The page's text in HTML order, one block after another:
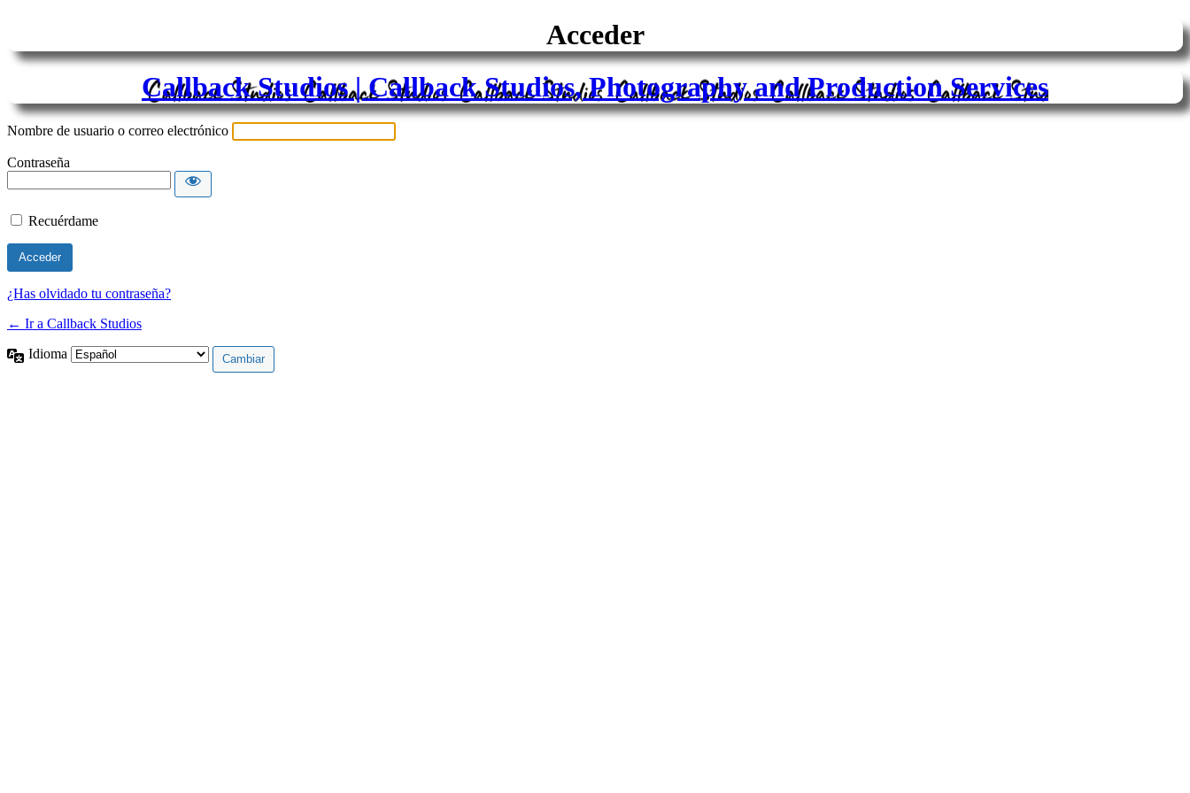
Acceder
Callback Studios | Callback Studios, Photography and Production Services
Nombre de usuario o correo electrónico
Contraseña
Recuérdame
¿Has olvidado tu contraseña?
← Ir a Callback Studios
Idioma